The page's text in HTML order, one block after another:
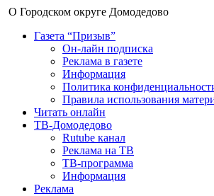
О Городском округе Домодедово
Газета “Призыв”
Он-лайн подписка
Реклама в газете
Информация
Политика
Правила использования
Читать онлайн
ТВ-Домодедово
Rutube канал
Реклама на ТВ
ТВ-программа
Информация
Реклама